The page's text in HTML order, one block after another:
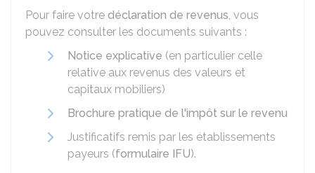
Pour faire votre déclaration de revenus, vous
pouvez consulter les documents suivants :
Notice explicative (en particulier celle
relative aux revenus des valeurs et
capitaux mobiliers)
Brochure pratique de l'impôt sur le revenu
Justificatifs remis par les établissements
payeurs (formulaire IFU).